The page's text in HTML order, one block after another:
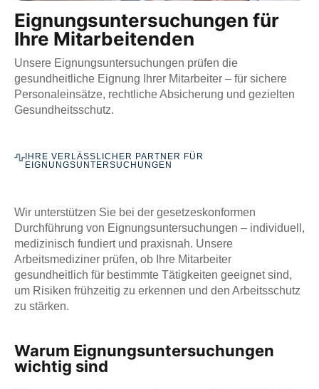
Eignungsuntersuchungen für
Ihre Mitarbeitenden
Unsere Eignungsuntersuchungen prüfen die
gesundheitliche Eignung Ihrer Mitarbeiter – für sichere
Personaleinsätze, rechtliche Absicherung und gezielten
Gesundheitsschutz.
IHRE VERLÄSSLICHER PARTNER FÜR
EIGNUNGSUNTERSUCHUNGEN
Wir unterstützen Sie bei der gesetzeskonformen
Durchführung von Eignungsuntersuchungen – individuell,
medizinisch fundiert und praxisnah. Unsere
Arbeitsmediziner prüfen, ob Ihre Mitarbeiter
gesundheitlich für bestimmte Tätigkeiten geeignet sind,
um Risiken frühzeitig zu erkennen und den Arbeitsschutz
zu stärken.
Warum Eignungsuntersuchungen
wichtig sind